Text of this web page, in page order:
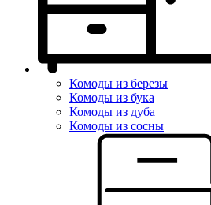
Комоды из березы
Комоды из бука
Комоды из дуба
Комоды из сосны